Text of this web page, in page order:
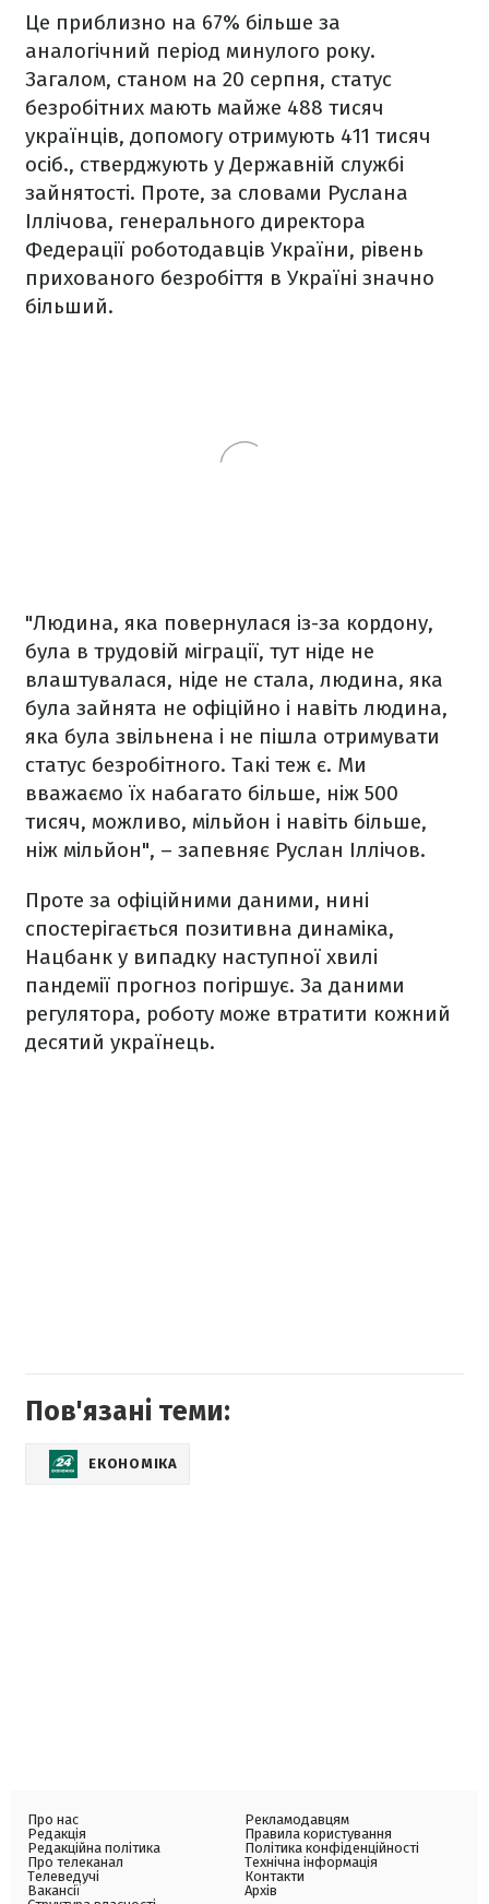
Це приблизно на 67% більше за
аналогічний період минулого року.
Загалом, станом на 20 серпня, статус
безробітних мають майже 488 тисяч
українців, допомогу отримують 411 тисяч
осіб., стверджують у Державній службі
зайнятості. Проте, за словами Руслана
Іллічова, генерального директора
Федерації роботодавців України, рівень
прихованого безробіття в Україні значно
більший.
"Людина, яка повернулася із-за кордону,
була в трудовій міграції, тут ніде не
влаштувалася, ніде не стала, людина, яка
була зайнята не офіційно і навіть людина,
яка була звільнена і не пішла отримувати
статус безробітного. Такі теж є. Ми
вважаємо їх набагато більше, ніж 500
тисяч, можливо, мільйон і навіть більше,
ніж мільйон", – запевняє Руслан Іллічов.
Проте за офіційними даними, нині
спостерігається позитивна динаміка,
Нацбанк у випадку наступної хвилі
пандемії прогноз погіршує. За даними
регулятора, роботу може втратити кожний
десятий українець.
Пов'язані теми:
ЕКОНОМІКА
Про нас
Редакція
Редакційна політика
Про телеканал
Телеведучі
Вакансії
Рекламодавцям
Правила користування
Політика конфіденційності
Технічна інформація
Контакти
Архів